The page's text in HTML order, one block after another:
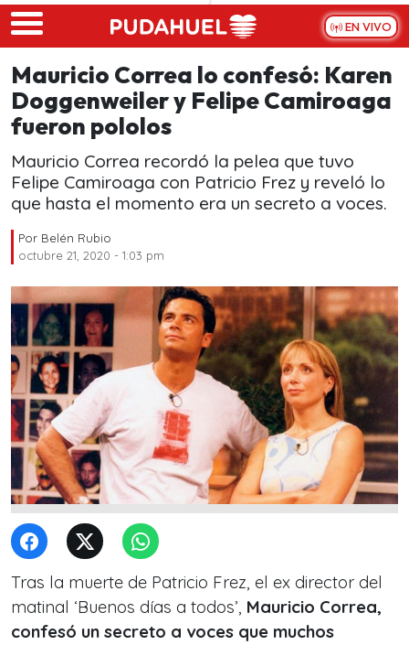
Skip to main content
EN VIVO
Mauricio Correa lo confesó: Karen
Doggenweiler y Felipe Camiroaga
fueron pololos
Mauricio Correa recordó la pelea que tuvo
Felipe Camiroaga con Patricio Frez y reveló lo
que hasta el momento era un secreto a voces.
Por Belén Rubio
octubre 21, 2020 - 1:03 pm
Tras la muerte de Patricio Frez, el ex director del
matinal ‘Buenos días a todos’, Mauricio Correa,
confesó un secreto a voces que muchos